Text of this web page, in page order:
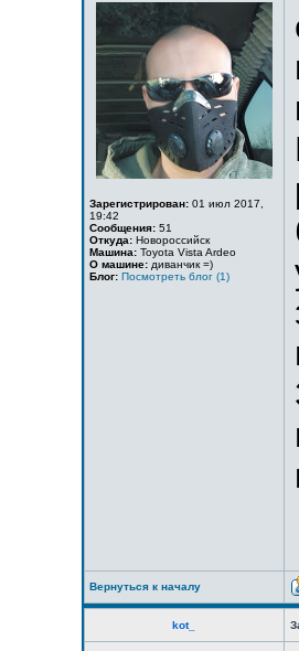
Зарегистрирован: 01 июл 2017,
19:42
Сообщения: 51
Откуда: Новороссийск
Машина: Toyota Vista Ardeo
О машине: диванчик =)
Блог: Посмотреть блог (1)
Вернуться к началу
kot_